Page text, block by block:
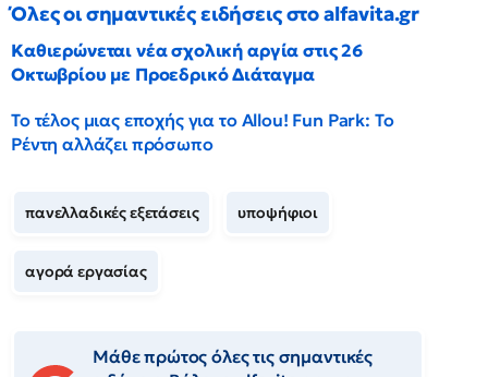
Όλες οι σημαντικές ειδήσεις στο alfavita.gr
Καθιερώνεται νέα σχολική αργία στις 26
Οκτωβρίου με Προεδρικό Διάταγμα
Το τέλος μιας εποχής για το Allou! Fun Park: Το
Ρέντη αλλάζει πρόσωπο
πανελλαδικές εξετάσεις υποψήφιοι
αγορά εργασίας
Μάθε πρώτος όλες τις σημαντικές